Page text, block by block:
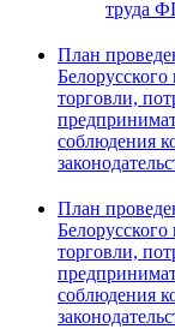
труда
План
торговли,
соблюдения
План
торговли,
соблюдения